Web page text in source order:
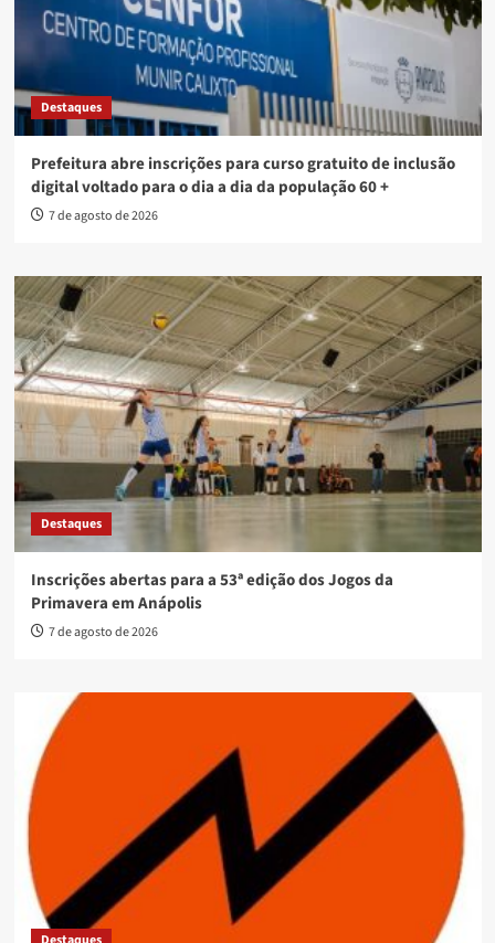
Destaques
Prefeitura abre inscrições para curso gratuito de inclusão
digital voltado para o dia a dia da população 60 +
7 de agosto de 2026
Destaques
Inscrições abertas para a 53ª edição dos Jogos da
Primavera em Anápolis
7 de agosto de 2026